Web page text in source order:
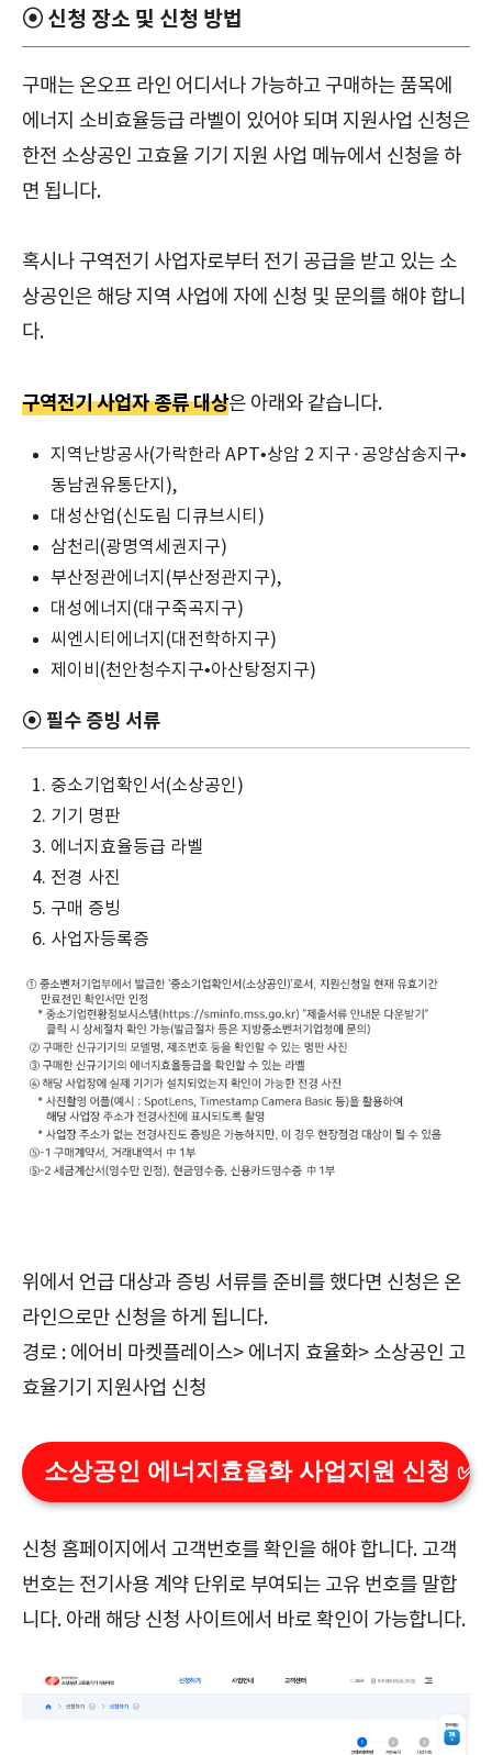
⦿ 신청 장소 및 신청 방법
구매는 온오프 라인 어디서나 가능하고 구매하는 품목에
에너지 소비효율등급 라벨이 있어야 되며 지원사업 신청은
한전 소상공인 고효율 기기 지원 사업 메뉴에서 신청을 하
면 됩니다.
혹시나 구역전기 사업자로부터 전기 공급을 받고 있는 소
상공인은 해당 지역 사업에 자에 신청 및 문의를 해야 합니
다.
구역전기 사업자 종류 대상은 아래와 같습니다.
지역난방공사(가락한라 APT•상암 2 지구·공양삼송지구•
동남권유통단지),
대성산업(신도림 디큐브시티)
삼천리(광명역세권지구)
부산정관에너지(부산정관지구),
대성에너지(대구죽곡지구)
씨엔시티에너지(대전학하지구)
제이비(천안청수지구•아산탕정지구)
⦿ 필수 증빙 서류
중소기업확인서(소상공인)
기기 명판
에너지효율등급 라벨
전경 사진
구매 증빙
사업자등록증
위에서 언급 대상과 증빙 서류를 준비를 했다면 신청은 온
라인으로만 신청을 하게 됩니다.
경로 : 에어비 마켓플레이스> 에너지 효율화> 소상공인 고
효율기기 지원사업 신청
소상공인 에너지효율화 사업지원 신청 ✅
신청 홈페이지에서 고객번호를 확인을 해야 합니다. 고객
번호는 전기사용 계약 단위로 부여되는 고유 번호를 말합
니다. 아래 해당 신청 사이트에서 바로 확인이 가능합니다.